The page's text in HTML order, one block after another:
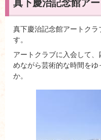
真下慶治記念館ア
真下慶治記念館アートク
す。
アートクラブに入会して
めながら芸術的な時間を
か。